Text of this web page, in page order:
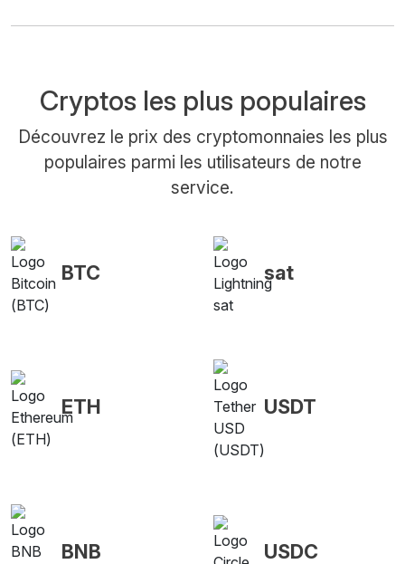
Cryptos les plus populaires
Découvrez le prix des cryptomonnaies les plus
populaires parmi les utilisateurs de notre
service.
BTC sat
ETH USDT
BNB USDC